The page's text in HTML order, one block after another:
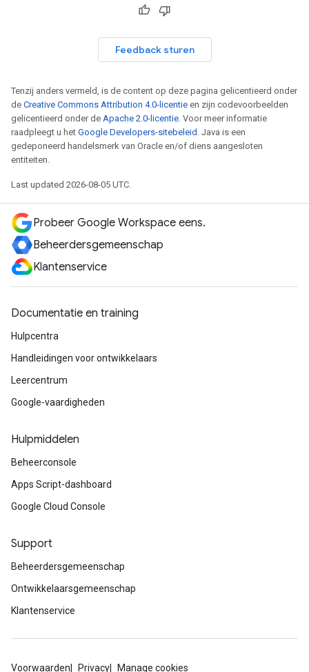
Feedback sturen
Tenzij anders vermeld, is de content op deze pagina gelicentieerd onder
de Creative Commons Attribution 4.0-licentie en zijn codevoorbeelden
gelicentieerd onder de Apache 2.0-licentie. Voor meer informatie
raadpleegt u het Google Developers-sitebeleid . Java is een
gedeponeerd handelsmerk van Oracle en/of diens aangesloten
entiteiten.
Last updated 2026-08-05 UTC.
Probeer Google Workspace eens.
Beheerdersgemeenschap
Klantenservice
Documentatie en training
Hulpcentra
Handleidingen voor ontwikkelaars
Leercentrum
Google-vaardigheden
Hulpmiddelen
Beheerconsole
Apps Script-dashboard
Google Cloud Console
Support
Beheerdersgemeenschap
Ontwikkelaarsgemeenschap
Klantenservice
Voorwaarden Privacy Manage cookies